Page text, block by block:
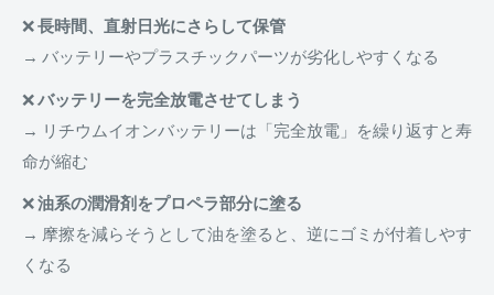
❌長時間、直射日光にさらして保管
→ バッテリーやプラスチックパーツが劣化しやすくなる
❌バッテリーを完全放電させてしまう
→ リチウムイオンバッテリーは「完全放電」を繰り返すと寿
命が縮む
❌油系の潤滑剤をプロペラ部分に塗る
→ 摩擦を減らそうとして油を塗ると、逆にゴミが付着しやす
くなる